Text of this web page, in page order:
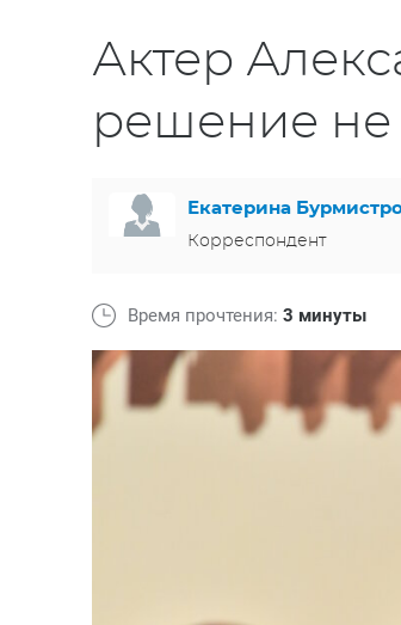
Актер
решение не
Екатерина
Корреспондент
Время прочтения: 3 минуты